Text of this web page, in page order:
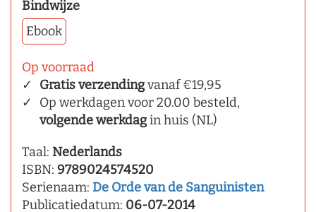
Bindwijze
Ebook
Op voorraad
Gratis verzendingvanaf €19,95
Op werkdagen voor 20.00 besteld,
volgende werkdagin huis (NL)
Taal: Nederlands
ISBN: 9789024574520
Serienaam: De Orde van de Sanguinisten
Publicatiedatum: 06-07-2014